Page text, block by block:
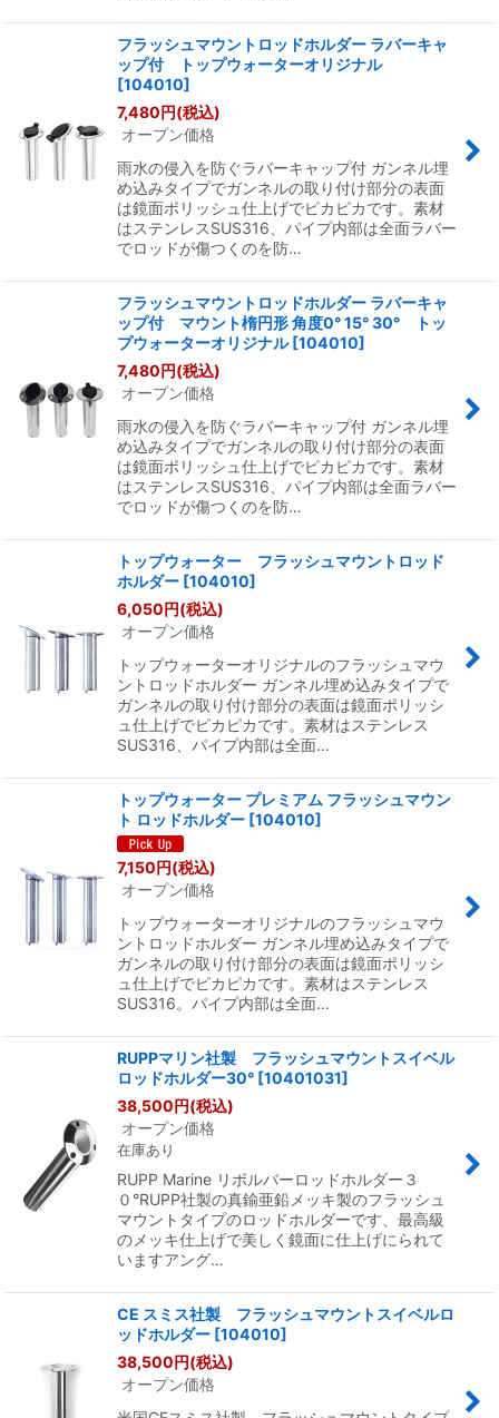
フラッシュマウントロッドホルダー ラバーキャ
ップ付 トップウォーターオリジナル
[104010]
7,480円(税込)
オープン価格
雨水の侵入を防ぐラバーキャップ付 ガンネル埋
め込みタイプでガンネルの取り付け部分の表面
は鏡面ポリッシュ仕上げでピカピカです。素材
はステンレスSUS316、パイプ内部は全面ラバー
でロッドが傷つくのを防…
フラッシュマウントロッドホルダー ラバーキャ
ップ付 マウント楕円形 角度0° 15° 30° トッ
プウォーターオリジナル [104010]
7,480円(税込)
オープン価格
雨水の侵入を防ぐラバーキャップ付 ガンネル埋
め込みタイプでガンネルの取り付け部分の表面
は鏡面ポリッシュ仕上げでピカピカです。素材
はステンレスSUS316、パイプ内部は全面ラバー
でロッドが傷つくのを防…
トップウォーター フラッシュマウントロッド
ホルダー [104010]
6,050円(税込)
オープン価格
トップウォーターオリジナルのフラッシュマウ
ントロッドホルダー ガンネル埋め込みタイプで
ガンネルの取り付け部分の表面は鏡面ポリッシ
ュ仕上げでピカピカです。素材はステンレス
SUS316、パイプ内部は全面…
トップウォーター プレミアム フラッシュマウン
ト ロッドホルダー [104010]
7,150 円(税込)
オープン価格
トップウォーターオリジナルのフラッシュマウ
ントロッドホルダー ガンネル埋め込みタイプで
ガンネルの取り付け部分の表面は鏡面ポリッシ
ュ仕上げでピカピカです。素材はステンレス
SUS316。パイプ内部は全面…
RUPPマリン社製 フラッシュマウントスイベル
ロッドホルダー30° [10401031]
38,500 円(税込)
オープン価格
在庫あり
RUPP Marine リボルバーロッドホルダー３
０°RUPP社製の真鍮亜鉛メッキ製のフラッシュ
マウントタイプのロッドホルダーです、最高級
のメッキ仕上げで美しく鏡面に仕上げにられて
いますアング…
CE スミス社製 フラッシュマウントスイベルロ
ッドホルダー [104010]
38,500 円(税込)
オープン価格